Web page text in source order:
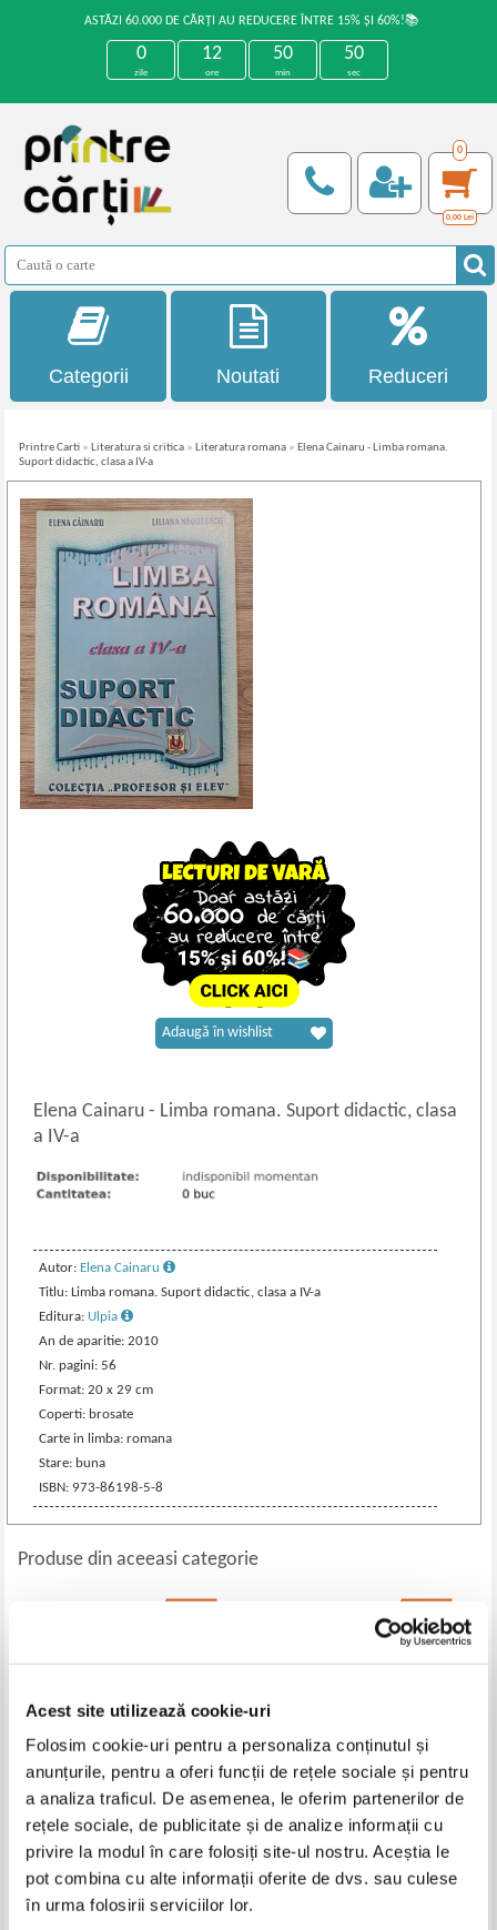
Acest site utilizează cookie-uri
Folosim cookie-uri pentru a personaliza conținutul și
anunțurile, pentru a oferi funcții de rețele sociale și pentru
a analiza traficul. De asemenea, le oferim partenerilor de
rețele sociale, de publicitate și de analize informații cu
privire la modul în care folosiți site-ul nostru. Aceștia le
pot combina cu alte informații oferite de dvs. sau culese
în urma folosirii serviciilor lor.
ASTĂZI 60.000 DE CĂRȚI AU REDUCERE ÎNTRE 15% ȘI 60%!📚
0
zile
12
ore
50
min
50
sec
0
0,00 Lei
Categorii Noutati Reduceri
Printre Carti » Literatura si critica » Literatura romana » Elena Cainaru - Limba romana.
Suport didactic, clasa a IV-a
Elena Cainaru- Limba romana. Suport didactic, clasa
a IV-a
Autor: Elena Cainaru
Titlu: Limba romana. Suport didactic, clasa a IV-a
Editura: Ulpia
An de aparitie: 2010
Nr. pagini: 56
Format: 20 x 29 cm
Coperti: brosate
Carte in limba: romana
Stare: buna
ISBN: 973-86198-5-8
Adaugă în wishlist
Produse din aceeasi categorie
Alexandru Ivasiuc - Cunoastere
Pret:37,00Lei 14,80 Lei
Adaugă în coș
Cornel Cotutiu - Avem un vis
neimplinit (volumul 1)
Pret:32,00Lei 12,80 Lei